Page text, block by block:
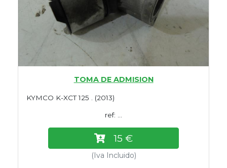
TOMA DE ADMISION
KYMCO K-XCT 125 . (2013)
ref: ...
15 €
(Iva Incluido)